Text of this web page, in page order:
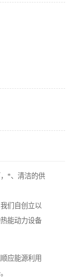
*、清洁的供
们自创立以
能动力设备
应能源利用